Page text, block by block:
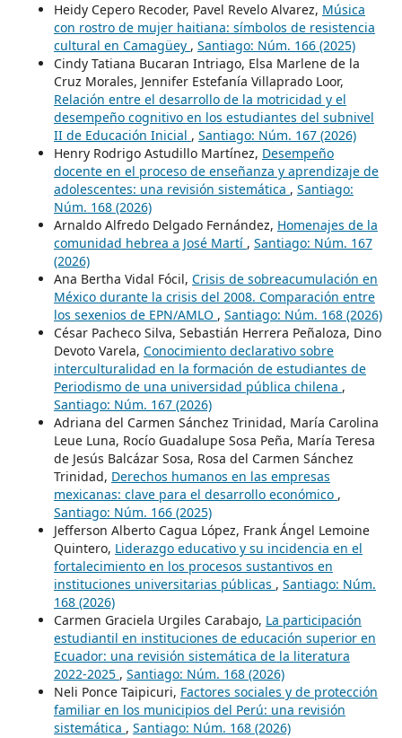
Heidy Cepero Recoder, Pavel Revelo Alvarez, Música
con rostro de mujer haitiana: símbolos de resistencia
cultural en Camagüey , Santiago: Núm. 166 (2025)
Cindy Tatiana Bucaran Intriago, Elsa Marlene de la
Cruz Morales, Jennifer Estefanía Villaprado Loor,
Relación entre el desarrollo de la motricidad y el
desempeño cognitivo en los estudiantes del subnivel
II de Educación Inicial , Santiago: Núm. 167 (2026)
Henry Rodrigo Astudillo Martínez, Desempeño
docente en el proceso de enseñanza y aprendizaje de
adolescentes: una revisión sistemática , Santiago:
Núm. 168 (2026)
Arnaldo Alfredo Delgado Fernández, Homenajes de la
comunidad hebrea a José Martí , Santiago: Núm. 167
(2026)
Ana Bertha Vidal Fócil, Crisis de sobreacumulación en
México durante la crisis del 2008. Comparación entre
los sexenios de EPN/AMLO , Santiago: Núm. 168 (2026)
César Pacheco Silva, Sebastián Herrera Peñaloza, Dino
Devoto Varela, Conocimiento declarativo sobre
interculturalidad en la formación de estudiantes de
Periodismo de una universidad pública chilena ,
Santiago: Núm. 167 (2026)
Adriana del Carmen Sánchez Trinidad, María Carolina
Leue Luna, Rocío Guadalupe Sosa Peña, María Teresa
de Jesús Balcázar Sosa, Rosa del Carmen Sánchez
Trinidad, Derechos humanos en las empresas
mexicanas: clave para el desarrollo económico ,
Santiago: Núm. 166 (2025)
Jefferson Alberto Cagua López, Frank Ángel Lemoine
Quintero, Liderazgo educativo y su incidencia en el
fortalecimiento en los procesos sustantivos en
instituciones universitarias públicas , Santiago: Núm.
168 (2026)
Carmen Graciela Urgiles Carabajo, La participación
estudiantil en instituciones de educación superior en
Ecuador: una revisión sistemática de la literatura
2022-2025 , Santiago: Núm. 168 (2026)
Neli Ponce Taipicuri, Factores sociales y de protección
familiar en los municipios del Perú: una revisión
sistemática , Santiago: Núm. 168 (2026)